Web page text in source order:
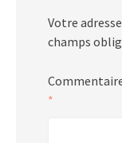
Votre
champs
*